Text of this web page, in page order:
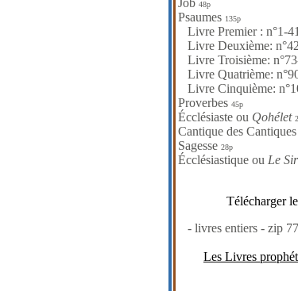
48p
Psaumes 135p
Livre Premier : n°1-41
Livre Deuxième:
Livre Troisième:
Livre Quatrième:
Livre Cinquième:
Proverbes 45p
Écclésiaste ou Qohélet
Cantique des Cantiques
Sagesse 28p
Écclésiastique ou Le
Télécharger
- livres entiers - zip
Les Livres